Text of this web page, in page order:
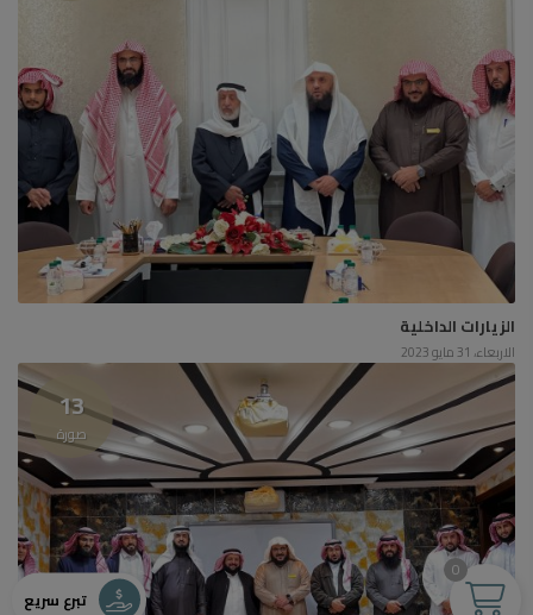
الزيارات الداخلية
الاربعاء، 31 مايو 2023
13
صورة
تبرع سريع
0